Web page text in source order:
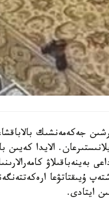
جەكەمەنشىك
الايدا كەيىن
بەينەباقىلاۋ
ۇيىقتاتۋعا
ايتادى.